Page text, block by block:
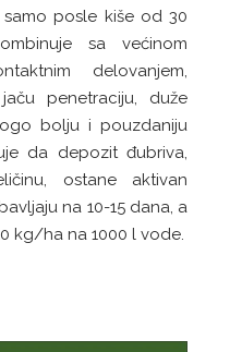
posle kiše od 30
sa većinom
delovanjem,
penetraciju, duže
bolju i pouzdaniju
da depozit đubriva,
ostane aktivan
na 10-15 dana, a
kg/ha na 1000 l vode.